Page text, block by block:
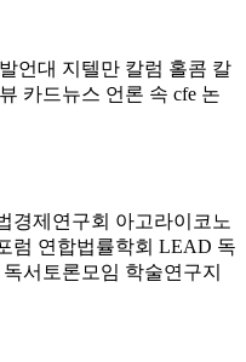
언대 지텔만 칼럼 홀콤 칼
카드뉴스 언론 속 cfe 논
경제연구회 아고라이코노
럼 연합법률학회 LEAD 독
서토론모임 학술연구지